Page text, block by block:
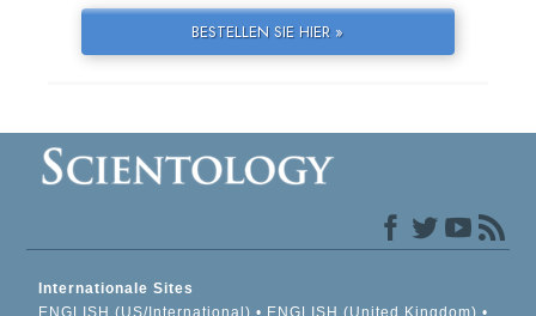
BESTELLEN SIE HIER »
Internationale Sites
ENGLISH (US/International)
ENGLISH (United Kingdom)